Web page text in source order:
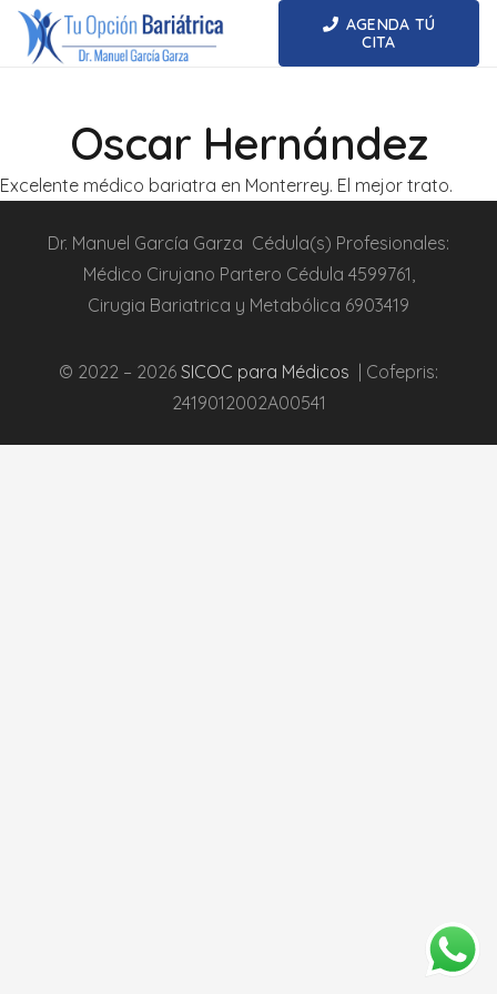
AGENDA TÚ
CITA
Oscar Hernández
Excelente médico bariatra en Monterrey. El mejor trato.
Dr. Manuel García Garza Cédula(s) Profesionales:
Médico Cirujano Partero Cédula 4599761
Cirugia Bariatrica y Metabólica 6903419
© 2022 – 2026 SICOC para Médicos | Cofepris:
2419012002A00541